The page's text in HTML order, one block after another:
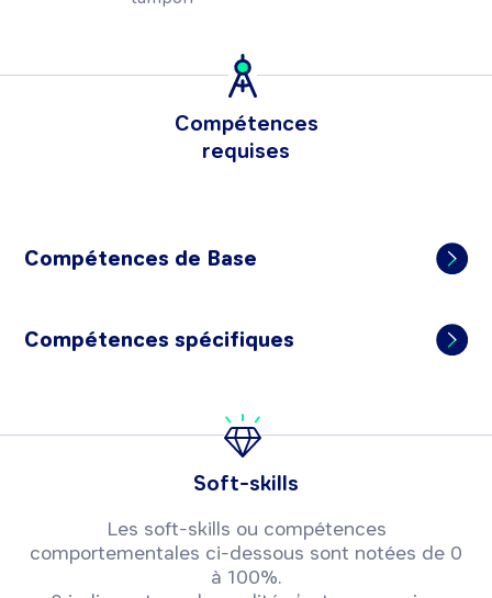
Compétences
requises
Compétences de Base
Compétences spécifiques
Soft-skills
Les soft-skills ou compétences
comportementales ci-dessous sont notées de 0
à 100%.